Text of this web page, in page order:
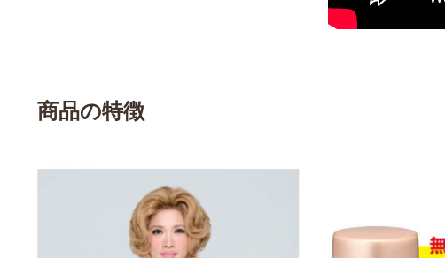
商品の特徴